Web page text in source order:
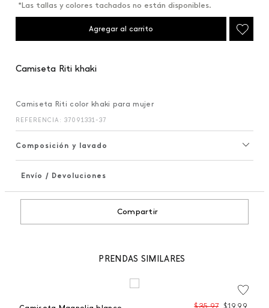
*Las tallas y colores tachados no están disponibles.
Agregar al carrito
Camiseta Riti khaki
Camiseta Riti color khaki para mujer
REFERENCIA : 37091331-37
Composición y lavado
Envío / Devoluciones
Compartir
PRENDAS SIMILARES
$35,97 $19,99